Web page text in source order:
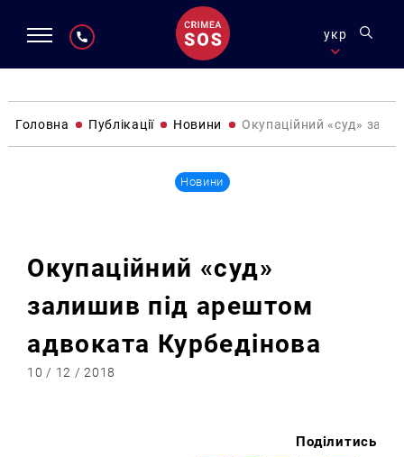
укр
Головна Публікації Новини Окупаційний «суд»
Новини
Окупаційний «суд»
залишив під арештом
адвоката Курбедінова
10 / 12 / 2018
Поділитись